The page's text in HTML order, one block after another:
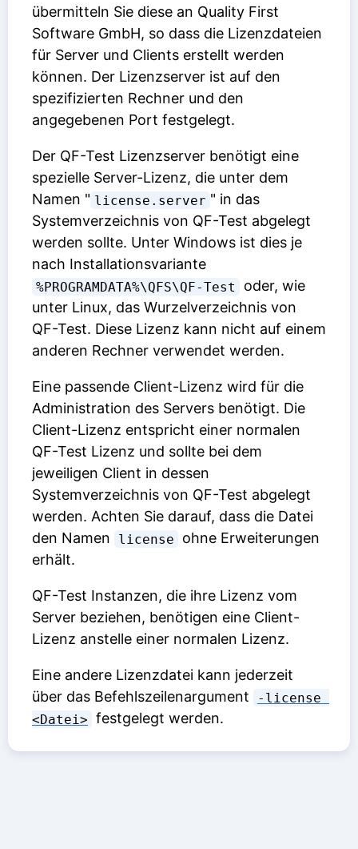
übermitteln Sie diese an Quality First
Software GmbH, so dass die Lizenzdateien
für Server und Clients erstellt werden
können. Der Lizenzserver ist auf den
spezifizierten Rechner und den
angegebenen Port festgelegt.
Der QF-Test Lizenzserver benötigt eine
spezielle Server-Lizenz, die unter dem
Namen " license.server " in das
Systemverzeichnis von QF-Test abgelegt
werden sollte. Unter Windows ist dies je
nach Installationsvariante
%PROGRAMDATA%\QFS\QF-Test
oder, wie
unter Linux, das Wurzelverzeichnis von
QF-Test. Diese Lizenz kann nicht auf einem
anderen Rechner verwendet werden.
Eine passende Client-Lizenz wird für die
Administration des Servers benötigt. Die
Client-Lizenz entspricht einer normalen
QF-Test Lizenz und sollte bei dem
jeweiligen Client in dessen
Systemverzeichnis von QF-Test abgelegt
werden. Achten Sie darauf, dass die Datei
den Namen
license
ohne Erweiterungen
erhält.
QF-Test Instanzen, die ihre Lizenz vom
Server beziehen, benötigen eine Client-
Lizenz anstelle einer normalen Lizenz.
Eine andere Lizenzdatei kann jederzeit
über das Befehlszeilenargument
-license
<Datei> festgelegt werden.